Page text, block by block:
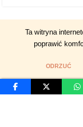
Ta witryna
poprawić
ODRZUĆ